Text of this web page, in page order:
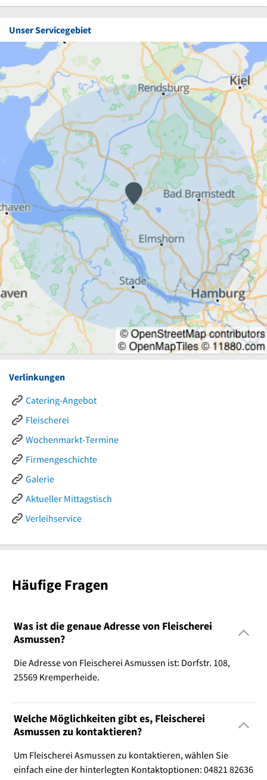
Unser Servicegebiet
Verlinkungen
Catering-Angebot
Fleischerei
Wochenmarkt-Termine
Firmengeschichte
Galerie
Aktueller Mittagstisch
Verleihservice
Häufige Fragen
Was ist die genaue Adresse von Fleischerei
Asmussen?
Die Adresse von Fleischerei Asmussen ist: Dorfstr. 108,
25569 Kremperheide.
Welche Möglichkeiten gibt es, Fleischerei
Asmussen zu kontaktieren?
Um Fleischerei Asmussen zu kontaktieren, wählen Sie
einfach eine der hinterlegten Kontaktoptionen: 04821 82636